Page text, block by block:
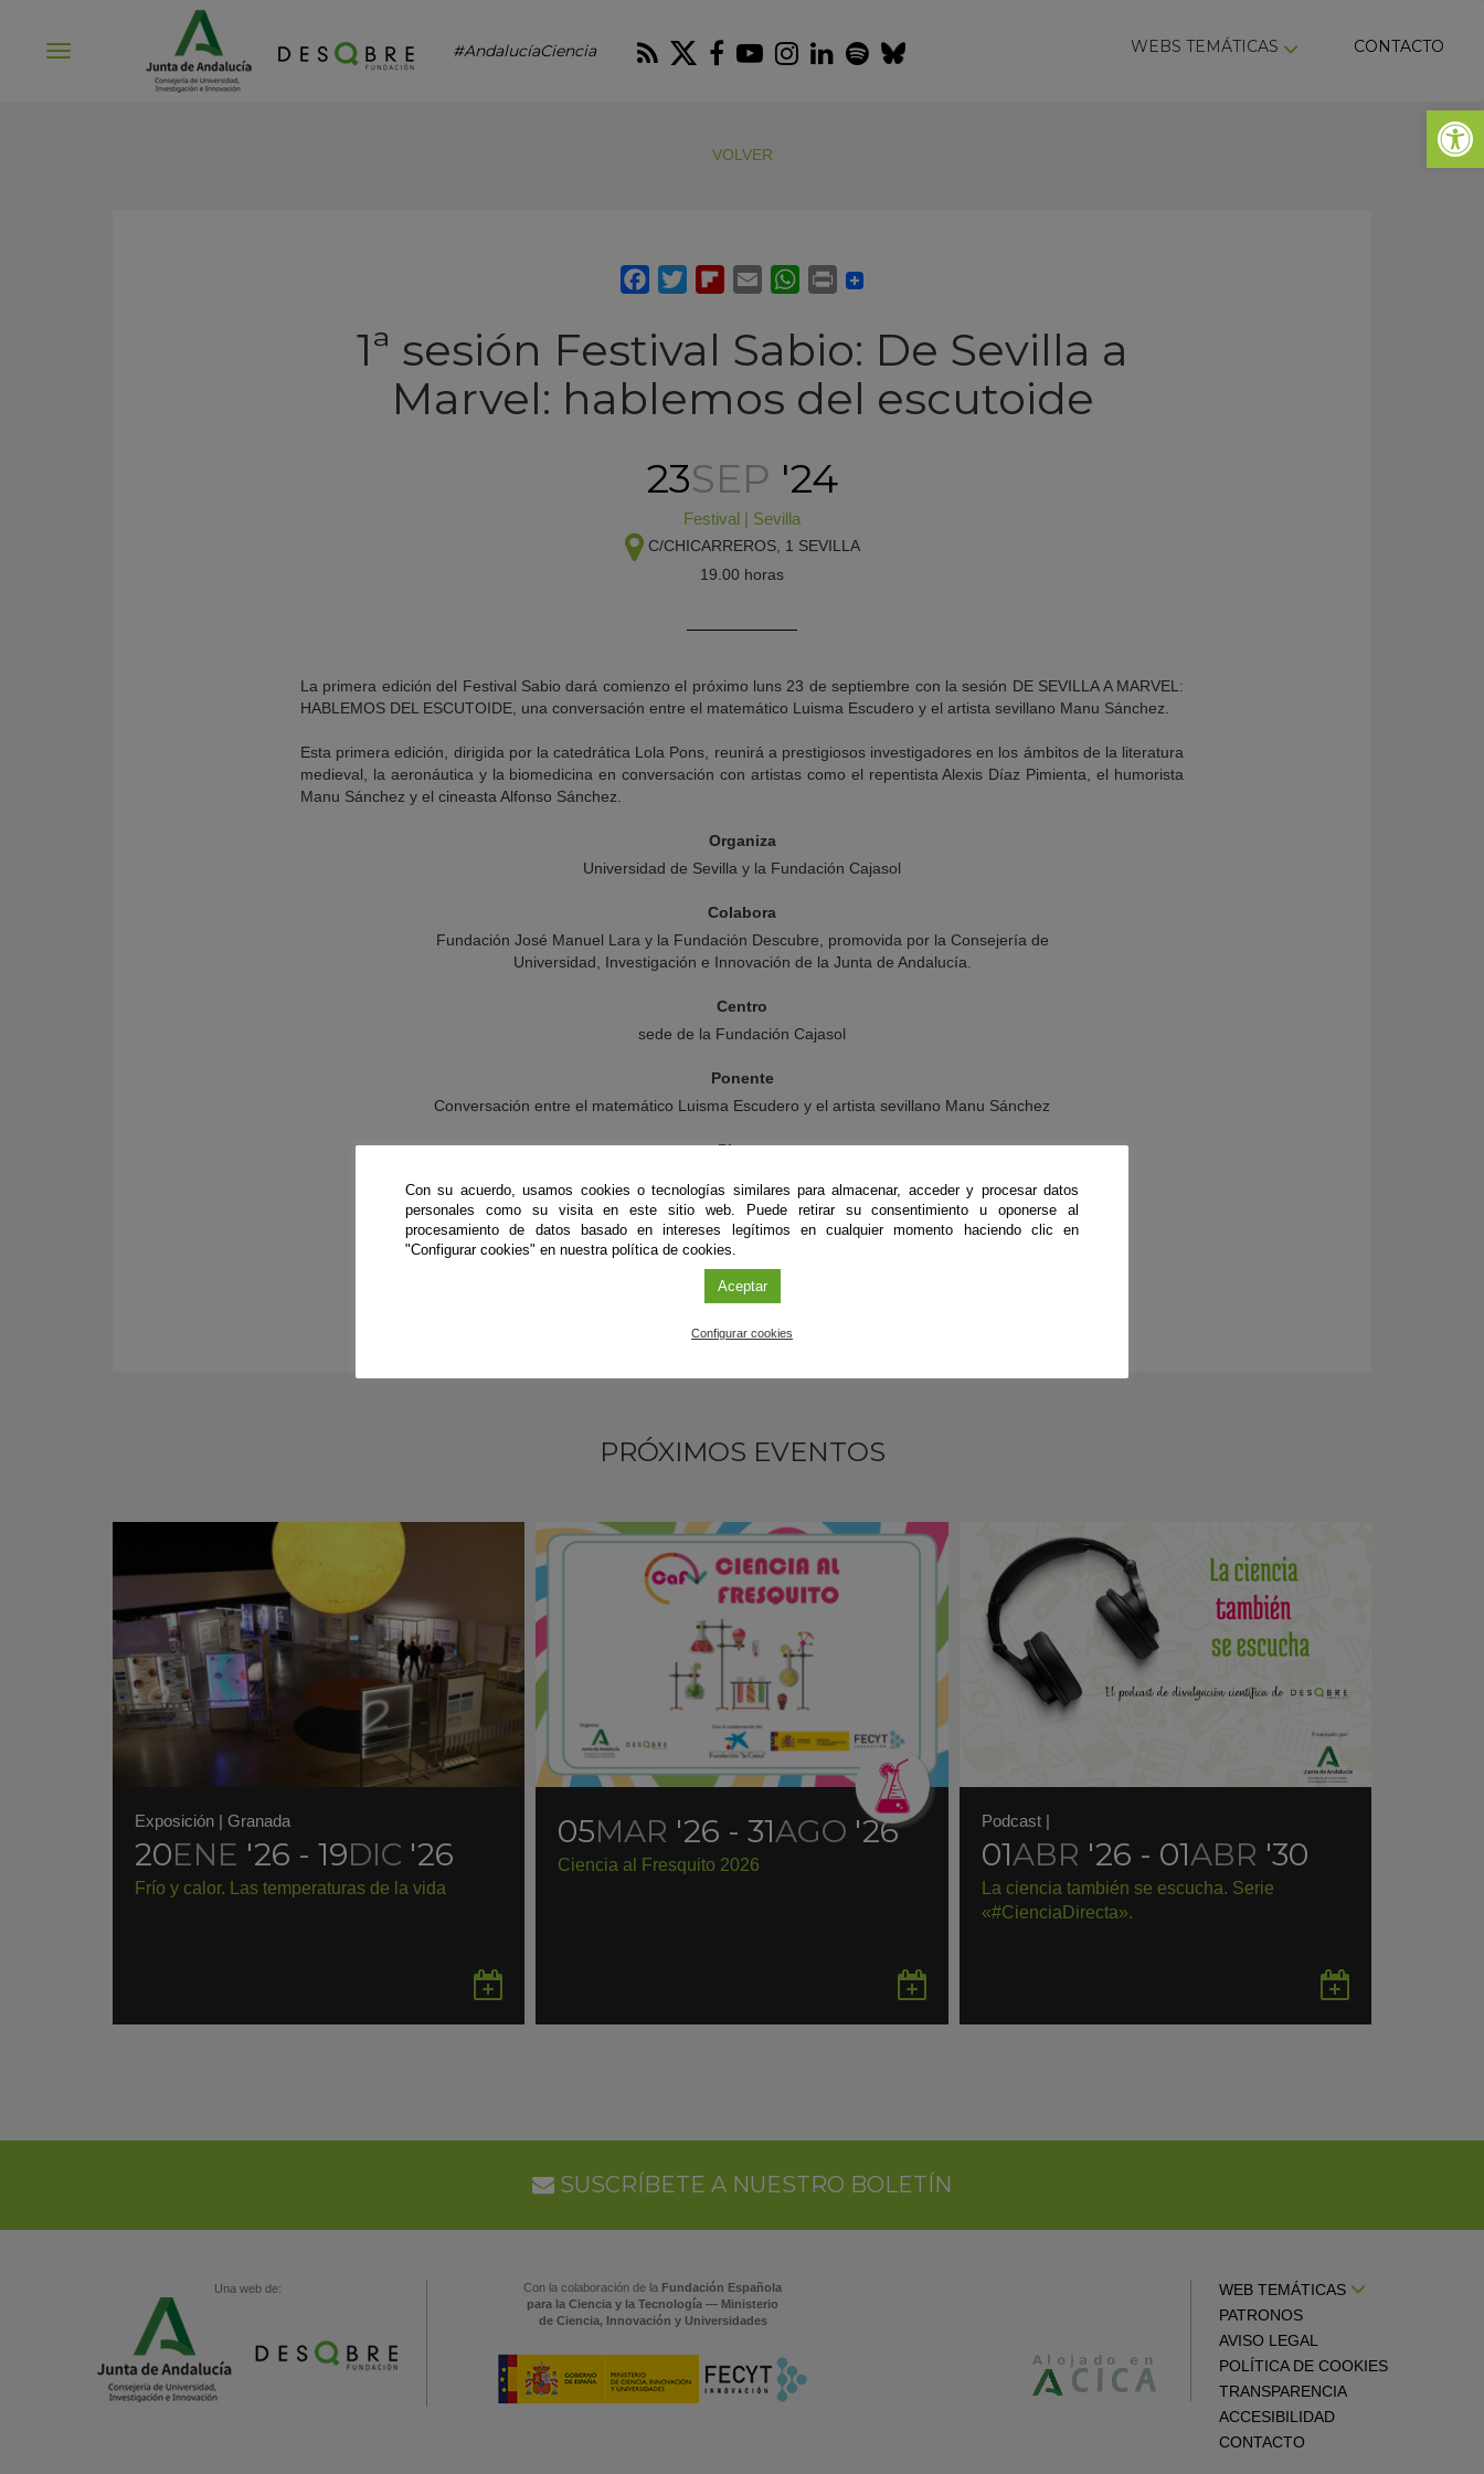
Abrir
#AndalucíaCiencia RSS Twitter
Facebook
Youtube
Instagram
LinkedIn
Spotify
Bluesky WEBS TEMÁTICAS CONTACTO
VOLVER
1ª sesión Festival Sabio: De Sevilla a
Marvel: hablemos del escutoide
23SEP '24
Festival | Sevilla
C/CHICARREROS, 1 SEVILLA
19.00 horas
La primera edición del Festival Sabio dará comienzo el próximo luns 23 de septiembre con la sesión DE SEVILLA A MARVEL:
HABLEMOS DEL ESCUTOIDE, una conversación entre el matemático Luisma Escudero y el artista sevillano Manu Sánchez.
Esta primera edición, dirigida por la catedrática Lola Pons, reunirá a prestigiosos investigadores en los ámbitos de la literatura
medieval, la aeronáutica y la biomedicina en conversación con artistas como el repentista Alexis Díaz Pimienta, el humorista
Manu Sánchez y el cineasta Alfonso Sánchez.
Organiza
Universidad de Sevilla y la Fundación Cajasol
Colabora
Fundación José Manuel Lara y la Fundación Descubre, promovida por la Consejería de
Universidad, Investigación e Innovación de la Junta de Andalucía.
Centro
sede de la Fundación Cajasol
Ponente
Conversación entre el matemático Luisma Escudero y el artista sevillano Manu Sánchez
Plazas
PRÓXIMOS EVENTOS
Exposición | Granada
20ENE '26 - 19DIC '26
Frío y calor. Las temperaturas de la vida
en
05MAR '26 - 31AGO '26
Ciencia al Fresquito 2026
en
Podcast|
01ABR '26 - 01ABR '30
La ciencia también se escucha. Serie
«#CienciaDirecta».
en
SUSCRÍBETE A NUESTRO BOLETÍN
Una web de: Con la colaboración de la Fundación Española
para la Ciencia y la Tecnología — Ministerio
de Ciencia, Innovación y Universidades
WEB TEMÁTICAS
PATRONOS
AVISO LEGAL
POLÍTICA DE COOKIES
TRANSPARENCIA
ACCESIBILIDAD
CONTACTO
Con su acuerdo, usamos cookies o tecnologías similares para almacenar, acceder y procesar datos
personales como su visita en este sitio web. Puede retirar su consentimiento u oponerse al
procesamiento de datos basado en intereses legítimos en cualquier momento haciendo clic en
"Configurar cookies" en nuestra política de cookies.
Aceptar
Configurar cookies